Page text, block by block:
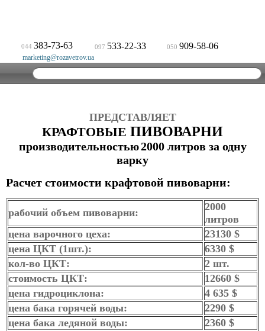
044 383-73-63 097 533-22-33 050 909-58-06
marketing@rozavetrov.ua
ПРЕДСТАВЛЯЕТ
КРАФТОВЫЕ ПИВОВАРНИ
производительностью2000 литров за одну
варку
Расчет стоимости крафтовой пивоварни:
рабочий объем пивоварни:
2000
литров
цена варочного цеха:
23130 $
цена ЦКТ (1шт.):
6330 $
кол-во ЦКТ:
2 шт.
стоимость ЦКТ:
12660 $
цена гидроциклона:
4 635 $
цена бака горячей воды:
2290 $
цена бака ледяной воды:
2360 $